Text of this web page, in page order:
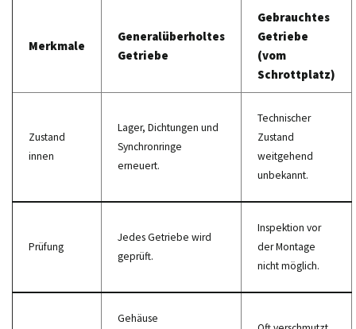
Merkmale
Generalüberholtes
Getriebe
Gebrauchtes
Getriebe
(vom
Schrottplatz)
Zustand
innen
Lager, Dichtungen und
Synchronringe
erneuert.
Technischer
Zustand
weitgehend
unbekannt.
Prüfung
Jedes Getriebe wird
geprüft.
Inspektion vor
der Montage
nicht möglich.
Gehäuse